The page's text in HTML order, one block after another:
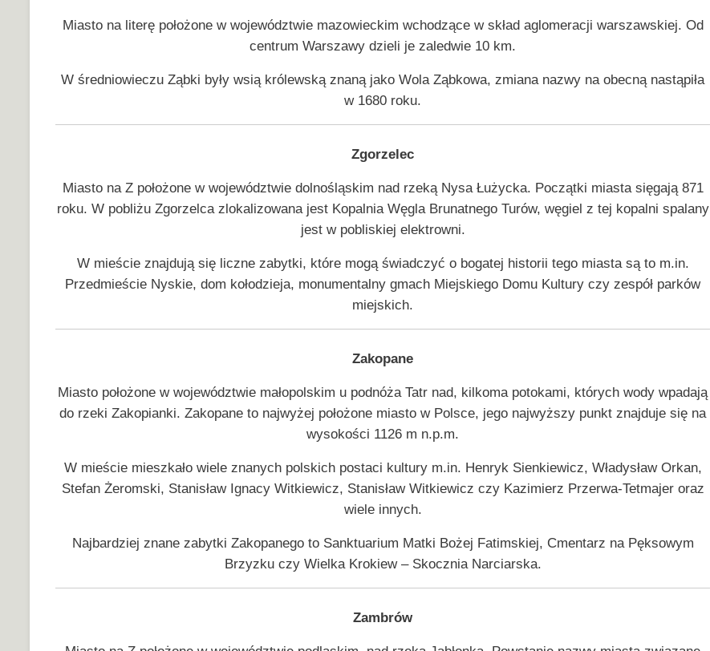
Miasto na literę położone w województwie mazowieckim wchodzące w skład aglomeracji warszawskiej. Od
centrum Warszawy dzieli je zaledwie 10 km.
W średniowieczu Ząbki były wsią królewską znaną jako Wola Ząbkowa, zmiana nazwy na obecną nastąpiła
w 1680 roku.
Zgorzelec
Miasto na Z położone w województwie dolnośląskim nad rzeką Nysa Łużycka. Początki miasta sięgają 871
roku. W pobliżu Zgorzelca zlokalizowana jest Kopalnia Węgla Brunatnego Turów, węgiel z tej kopalni spalany
jest w pobliskiej elektrowni.
W mieście znajdują się liczne zabytki, które mogą świadczyć o bogatej historii tego miasta są to m.in.
Przedmieście Nyskie, dom kołodzieja, monumentalny gmach Miejskiego Domu Kultury czy zespół parków
miejskich.
Zakopane
Miasto położone w województwie małopolskim u podnóża Tatr nad, kilkoma potokami, których wody wpadają
do rzeki Zakopianki. Zakopane to najwyżej położone miasto w Polsce, jego najwyższy punkt znajduje się na
wysokości 1126 m n.p.m.
W mieście mieszkało wiele znanych polskich postaci kultury m.in. Henryk Sienkiewicz, Władysław Orkan,
Stefan Żeromski, Stanisław Ignacy Witkiewicz, Stanisław Witkiewicz czy Kazimierz Przerwa-Tetmajer oraz
wiele innych.
Najbardziej znane zabytki Zakopanego to Sanktuarium Matki Bożej Fatimskiej, Cmentarz na Pęksowym
Brzyzku czy Wielka Krokiew – Skocznia Narciarska.
Zambrów